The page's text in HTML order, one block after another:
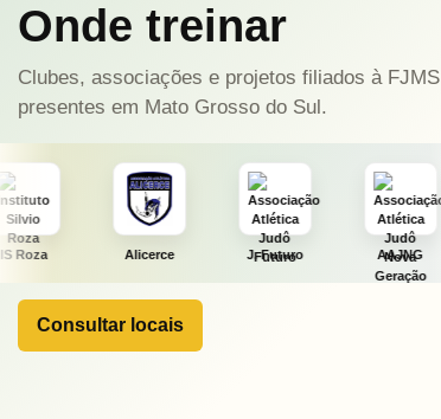
Onde treinar
Clubes, associações e projetos filiados à FJMS
presentes em Mato Grosso do Sul.
Alicerce J. Futuro AAJNG TSURU
Consultar locais